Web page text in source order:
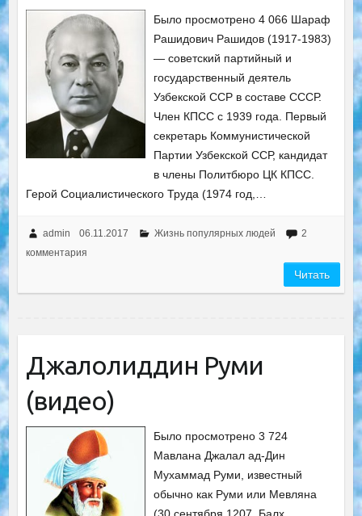
Было просмотрено 4 066 Шараф
Рашидович Рашидов (1917-1983)
— советский партийный и
государственный деятель
Узбекской ССР в составе СССР.
Член КПСС с 1939 года. Первый
секретарь Коммунистической
Партии Узбекской ССР, кандидат
в члены Политбюро ЦК КПСС.
Герой Социалистического Труда (1974 год,…
admin 06.11.2017 Жизнь популярных людей
2
комментария
Читать
Джалолиддин Руми
(видео)
Было просмотрено 3 724
Мавлана Джалал ад-Дин
Мухаммад Руми, известный
обычно как Руми или Мевляна